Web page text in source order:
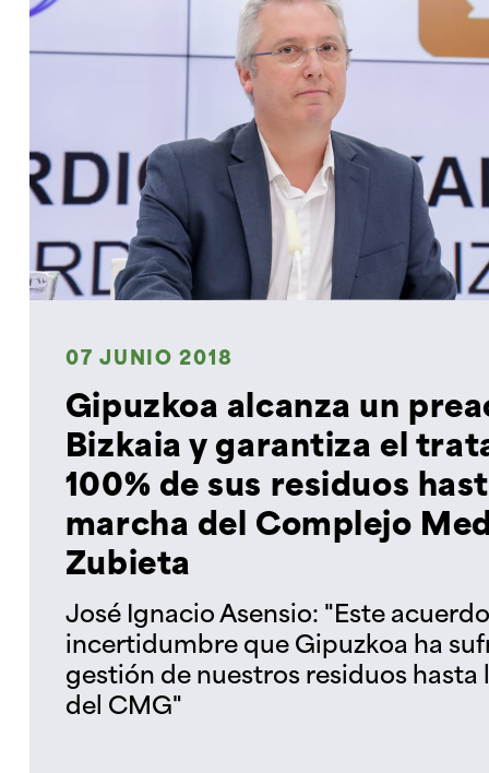
07 JUNIO 2018
Gipuzkoa alcanza un
Bizkaia y garantiza el
100% de sus residuos
marcha del Complejo
Zubieta
José Ignacio Asensio: "Este
incertidumbre que Gipuzkoa ha
gestión de nuestros residuos hasta
del CMG"